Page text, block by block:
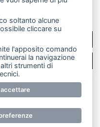
- Tutti i diritti riservati.
anche
senza la
dell'editore. RI Lecco
soltanto alcune
cliccare su
l'apposito comando
la navigazione
strumenti di